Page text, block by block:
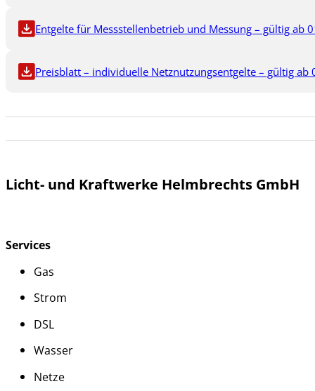
Entgelte für Messstellenbetrieb und Messung – gültig ab
Preisblatt – individuelle Netznutzungsentgelte – gültig ab
Licht- und Kraftwerke Helmbrechts GmbH
Services
Gas
Strom
DSL
Wasser
Netze